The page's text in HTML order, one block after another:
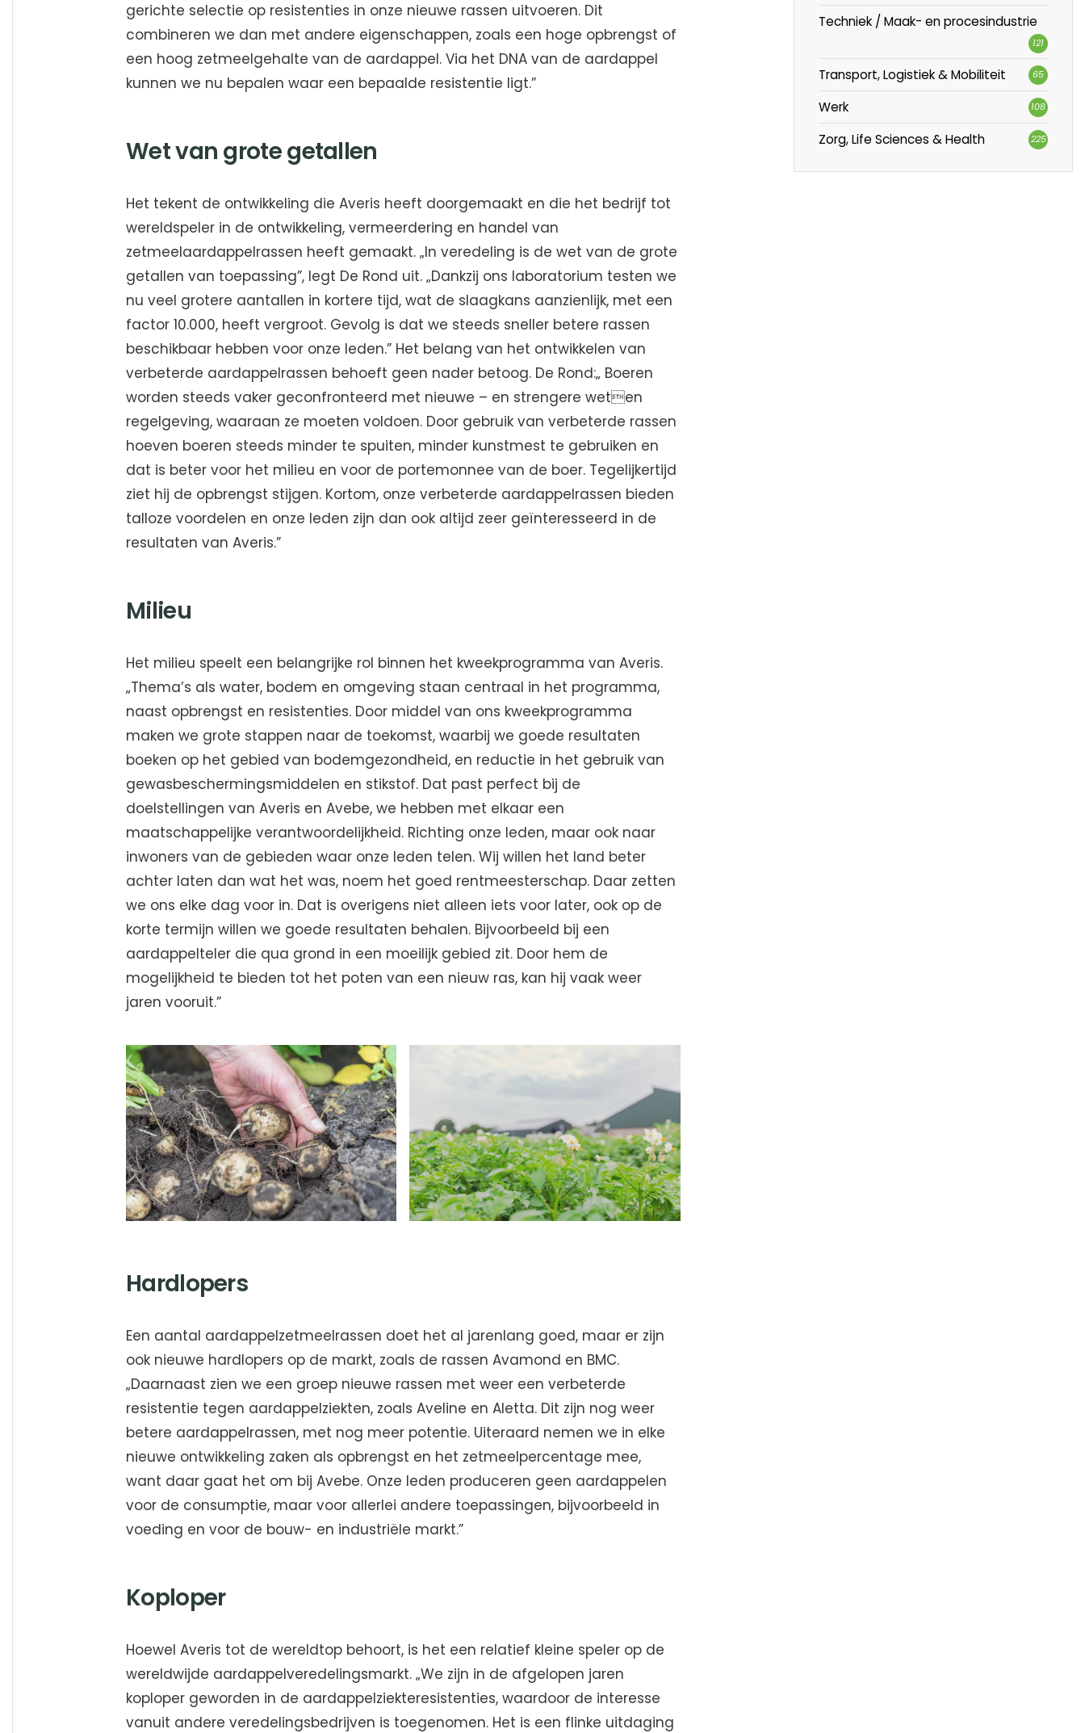
gerichte selectie op resistenties in onze nieuwe rassen uitvoeren. Dit
combineren we dan met andere eigenschappen, zoals een hoge opbrengst of
een hoog zetmeelgehalte van de aardappel. Via het DNA van de aardappel
kunnen we nu bepalen waar een bepaalde resistentie ligt.”
Wet van grote getallen
Het tekent de ontwikkeling die Averis heeft doorgemaakt en die het bedrijf tot
wereldspeler in de ontwikkeling, vermeerdering en handel van
zetmeelaardappelrassen heeft gemaakt. „In veredeling is de wet van de grote
getallen van toepassing”, legt De Rond uit. „Dankzij ons laboratorium testen we
nu veel grotere aantallen in kortere tijd, wat de slaagkans aanzienlijk, met een
factor 10.000, heeft vergroot. Gevolg is dat we steeds sneller betere rassen
beschikbaar hebben voor onze leden.” Het belang van het ontwikkelen van
verbeterde aardappelrassen behoeft geen nader betoog. De Rond:„ Boeren
worden steeds vaker geconfronteerd met nieuwe – en strengere weten
regelgeving, waaraan ze moeten voldoen. Door gebruik van verbeterde rassen
hoeven boeren steeds minder te spuiten, minder kunstmest te gebruiken en
dat is beter voor het milieu en voor de portemonnee van de boer. Tegelijkertijd
ziet hij de opbrengst stijgen. Kortom, onze verbeterde aardappelrassen bieden
talloze voordelen en onze leden zijn dan ook altijd zeer geïnteresseerd in de
resultaten van Averis.”
Milieu
Het milieu speelt een belangrijke rol binnen het kweekprogramma van Averis.
„Thema’s als water, bodem en omgeving staan centraal in het programma,
naast opbrengst en resistenties. Door middel van ons kweekprogramma
maken we grote stappen naar de toekomst, waarbij we goede resultaten
boeken op het gebied van bodemgezondheid, en reductie in het gebruik van
gewasbeschermingsmiddelen en stikstof. Dat past perfect bij de
doelstellingen van Averis en Avebe, we hebben met elkaar een
maatschappelijke verantwoordelijkheid. Richting onze leden, maar ook naar
inwoners van de gebieden waar onze leden telen. Wij willen het land beter
achter laten dan wat het was, noem het goed rentmeesterschap. Daar zetten
we ons elke dag voor in. Dat is overigens niet alleen iets voor later, ook op de
korte termijn willen we goede resultaten behalen. Bijvoorbeeld bij een
aardappelteler die qua grond in een moeilijk gebied zit. Door hem de
mogelijkheid te bieden tot het poten van een nieuw ras, kan hij vaak weer
jaren vooruit.”
Hardlopers
Een aantal aardappelzetmeelrassen doet het al jarenlang goed, maar er zijn
ook nieuwe hardlopers op de markt, zoals de rassen Avamond en BMC.
„Daarnaast zien we een groep nieuwe rassen met weer een verbeterde
resistentie tegen aardappelziekten, zoals Aveline en Aletta. Dit zijn nog weer
betere aardappelrassen, met nog meer potentie. Uiteraard nemen we in elke
nieuwe ontwikkeling zaken als opbrengst en het zetmeelpercentage mee,
want daar gaat het om bij Avebe. Onze leden produceren geen aardappelen
voor de consumptie, maar voor allerlei andere toepassingen, bijvoorbeeld in
voeding en voor de bouw- en industriële markt.”
Koploper
Hoewel Averis tot de wereldtop behoort, is het een relatief kleine speler op de
wereldwijde aardappelveredelingsmarkt. „We zijn in de afgelopen jaren
koploper geworden in de aardappelziekteresistenties, waardoor de interesse
vanuit andere veredelingsbedrijven is toegenomen. Het is een flinke uitdaging
Techniek / Maak- en procesindustrie
121
Transport, Logistiek & Mobiliteit 65
Werk 108
Zorg, Life Sciences & Health 225